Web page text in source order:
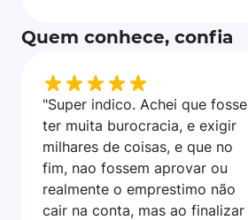
Quem conhece, confia
"Super indico. Achei que fosse
ter muita burocracia, e exigir
milhares de coisas, e que no
fim, nao fossem aprovar ou
realmente o emprestimo não
cair na conta, mas ao finalizar